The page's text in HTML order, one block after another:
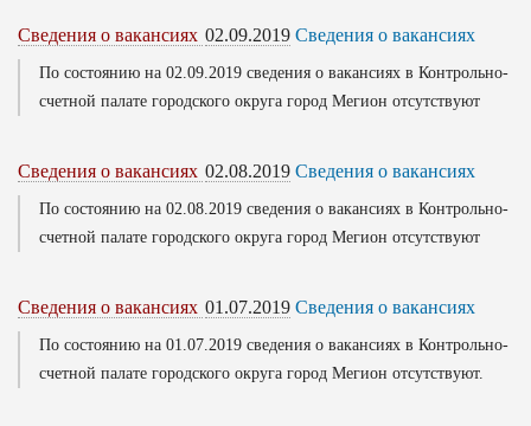
Сведения о вакансиях 02.09.2019 Сведения о вакансиях
По состоянию на 02.09.2019 сведения о вакансиях в Контрольно-
счетной палате городского округа город Мегион отсутствуют
Сведения о вакансиях 02.08.2019 Сведения о вакансиях
По состоянию на 02.08.2019 сведения о вакансиях в Контрольно-
счетной палате городского округа город Мегион отсутствуют
Сведения о вакансиях 01.07.2019 Сведения о вакансиях
По состоянию на 01.07.2019 сведения о вакансиях в Контрольно-
счетной палате городского округа город Мегион отсутствуют.